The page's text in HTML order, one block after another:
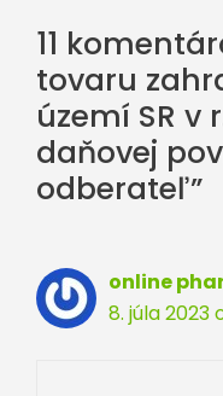
11
tovaru
území SR v
daňovej
odberateľ”
online
8. júla 2023